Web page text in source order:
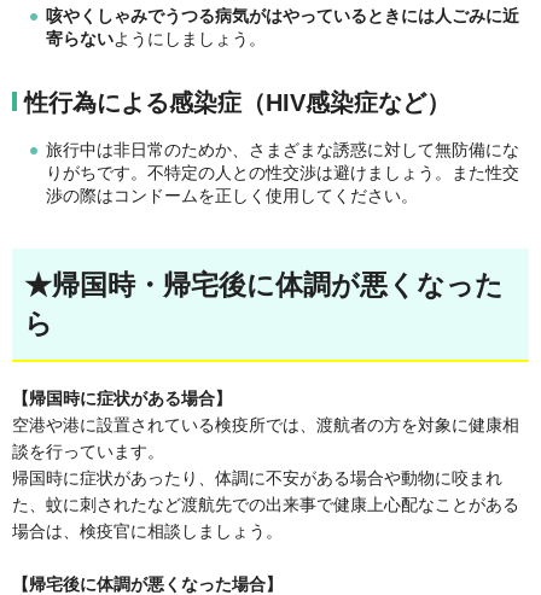
咳やくしゃみでうつる病気がはやっているときには人ごみに近
寄らないようにしましょう。
性行為による感染症（HIV感染症など）
旅行中は非日常のためか、さまざまな誘惑に対して無防備にな
りがちです。不特定の人との性交渉は避けましょう。また性交
渉の際はコンドームを正しく使用してください。
★帰国時・帰宅後に体調が悪くなった
ら
【帰国時に症状がある場合】
空港や港に設置されている検疫所では、渡航者の方を対象に健康相
談を行っています。
帰国時に症状があったり、体調に不安がある場合や動物に咬まれ
た、蚊に刺されたなど渡航先での出来事で健康上心配なことがある
場合は、検疫官に相談しましょう。
【帰宅後に体調が悪くなった場合】